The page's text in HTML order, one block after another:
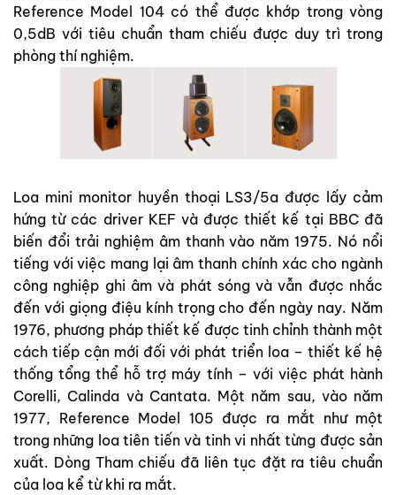
Reference Model 104 có thể được khớp trong vòng
0,5dB với tiêu chuẩn tham chiếu được duy trì trong
phòng thí nghiệm.
Loa mini monitor huyền thoại LS3/5a được lấy cảm
hứng từ các driver KEF và được thiết kế tại BBC đã
biến đổi trải nghiệm âm thanh vào năm 1975. Nó nổi
tiếng với việc mang lại âm thanh chính xác cho ngành
công nghiệp ghi âm và phát sóng và vẫn được nhắc
đến với giọng điệu kính trọng cho đến ngày nay. Năm
1976, phương pháp thiết kế được tinh chỉnh thành một
cách tiếp cận mới đối với phát triển loa – thiết kế hệ
thống tổng thể hỗ trợ máy tính – với việc phát hành
Corelli, Calinda và Cantata. Một năm sau, vào năm
1977, Reference Model 105 được ra mắt như một
trong những loa tiên tiến và tinh vi nhất từng được sản
xuất. Dòng Tham chiếu đã liên tục đặt ra tiêu chuẩn
của loa kể từ khi ra mắt.